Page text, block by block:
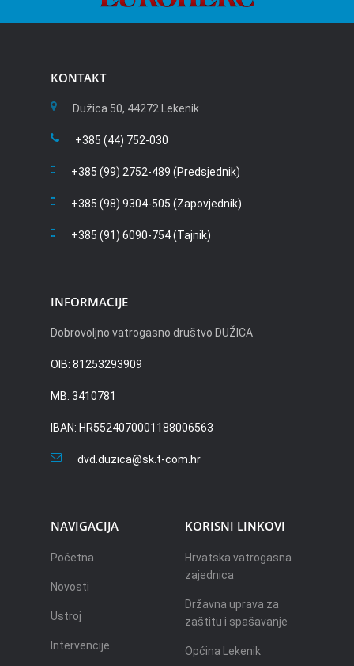
KONTAKT
Dužica 50, 44272 Lekenik
+385 (44) 752-030
+385 (99) 2752-489 (Predsjednik)
+385 (98) 9304-505 (Zapovjednik)
+385 (91) 6090-754 (Tajnik)
INFORMACIJE
Dobrovoljno vatrogasno društvo DUŽICA
OIB: 81253293909
MB: 3410781
IBAN: HR5524070001188006563
dvd.duzica@sk.t-com.hr
NAVIGACIJA
Početna
Novosti
Ustroj
Intervencije
KORISNI LINKOVI
Hrvatska vatrogasna
zajednica
Državna uprava za
zaštitu i spašavanje
Općina Lekenik